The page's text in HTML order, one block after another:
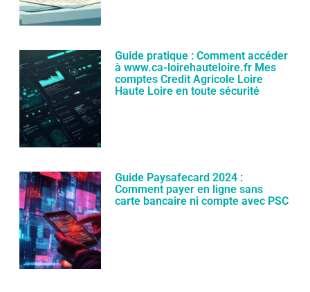
Guide pratique : Comment accéder
à www.ca-loirehauteloire.fr Mes
comptes Credit Agricole Loire
Haute Loire en toute sécurité
Guide Paysafecard 2024 :
Comment payer en ligne sans
carte bancaire ni compte avec PSC